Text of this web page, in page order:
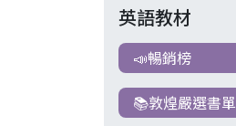
英語教材
📣暢銷榜
📚敦煌嚴選書單